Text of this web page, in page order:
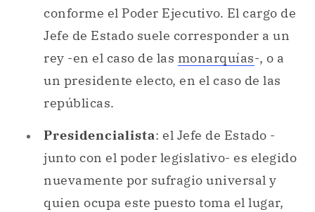
conforme el Poder Ejecutivo. El cargo de
Jefe de Estado suele corresponder a un
rey -en el caso de las monarquías-, o a
un presidente electo, en el caso de las
repúblicas.
Presidencialista: el Jefe de Estado -
junto con el poder legislativo- es elegido
nuevamente por sufragio universal y
quien ocupa este puesto toma el lugar,